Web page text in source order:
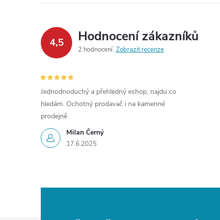
4,5 Hodnocení zákazníků
2 hodnocení Zobrazit recenze
Milan Černý
17.6.2025
Jednodnoduchý a přehledný eshop, najdu co
hledám. Ochotný prodavač i na kamenné
prodejně